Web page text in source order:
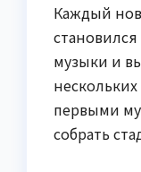
Каждый
музыки и
нескольких
первыми
собрать